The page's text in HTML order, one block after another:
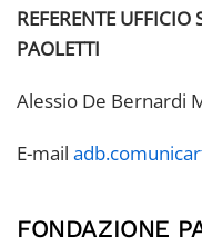
REFERENTE
PAOLETTI
Alessio De Bernardi
E-mail
FONDAZIONE